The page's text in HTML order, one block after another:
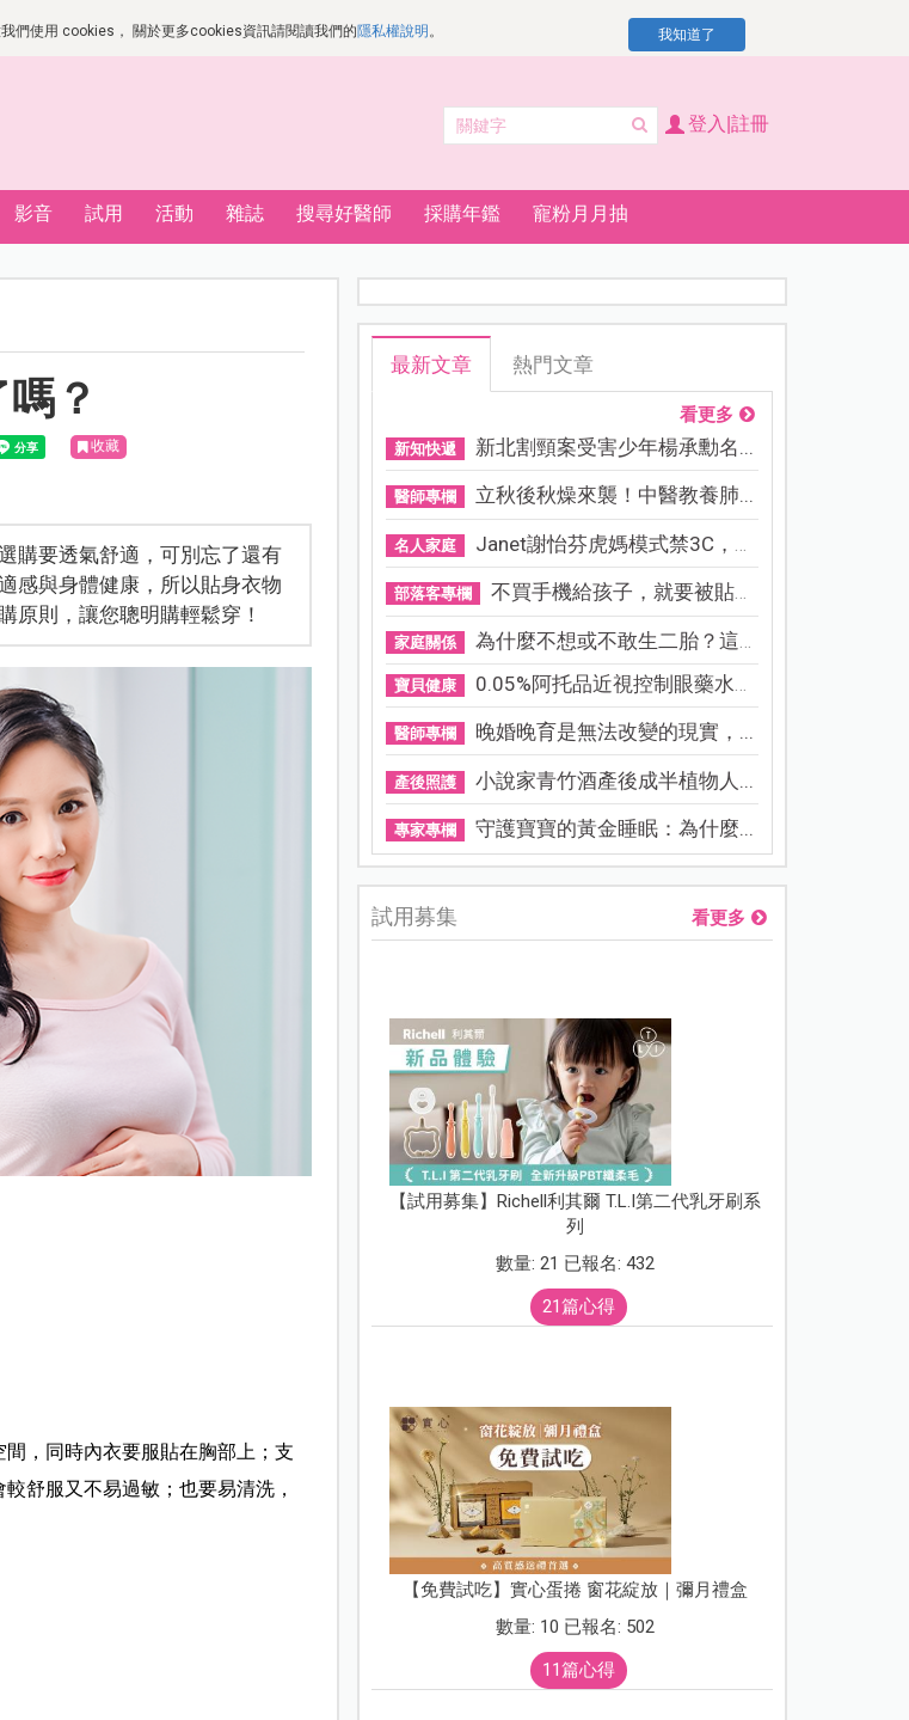
們使用 cookies， 關於更多cookies資訊請閱讀我們的隱私權說明 。 我知道了
登入|註冊
影音 試用 活動 雜誌 搜尋好醫師 採購年鑑 寵粉月月抽
？
收藏
購要透氣舒適，可別忘了還有
感與身體健康，所以貼身衣物
原則，讓您聰明購輕鬆穿！
，同時內衣要服貼在胸部上；支
舒服又不易過敏；也要易清洗，
最新文章 熱門文章
看更多
新知快遞 新北割頸案受害少年楊承勳名...
醫師專欄 立秋後秋燥來襲！中醫教養肺...
名人家庭 Janet謝怡芬虎媽模式禁3C，看...
部落客專欄 不買手機給孩子，就要被貼「...
家庭關係 為什麼不想或不敢生二胎？這8...
寶貝健康 0.05%阿托品近視控制眼藥水納...
醫師專欄 晚婚晚育是無法改變的現實，...
產後照護 小說家青竹酒產後成半植物人...
專家專欄 守護寶寶的黃金睡眠：為什麼...
試用募集 看更多
【試用募集】Richell利其爾 T.L.I第二代乳牙刷系
列
數量: 21 已報名: 432
21篇心得
【免費試吃】實心蛋捲 窗花綻放｜彌月禮盒
數量: 10 已報名: 502
11篇心得